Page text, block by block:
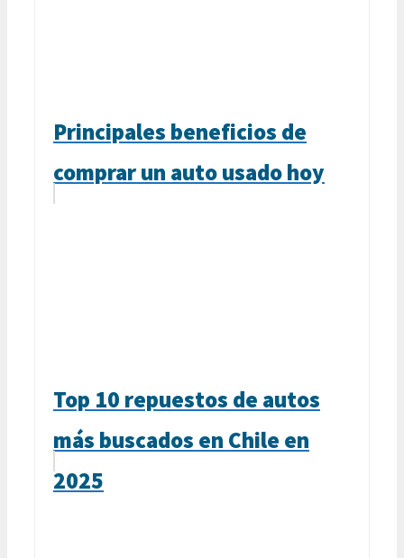
Principales beneficios de
comprar un auto usado hoy
Top 10 repuestos de autos
más buscados en Chile en
2025